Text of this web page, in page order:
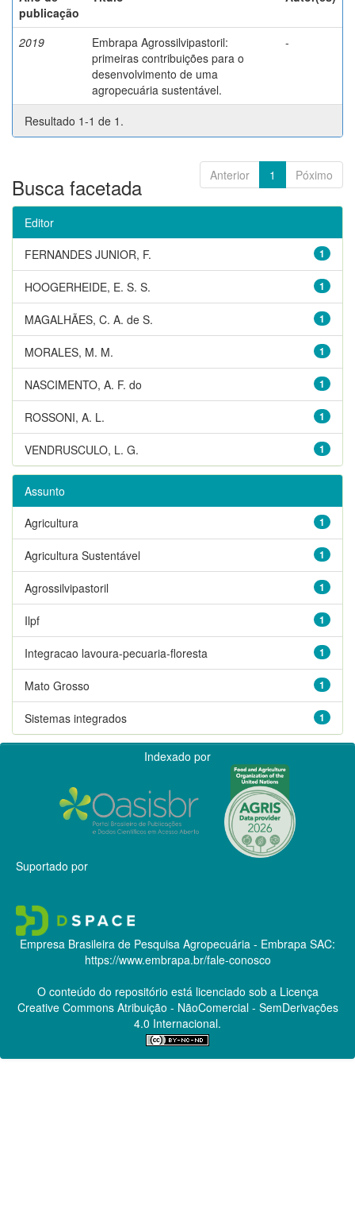
publicação
2019
Embrapa Agrossilvipastoril:
primeiras contribuições para o
desenvolvimento de uma
agropecuária sustentável.
-
Resultado 1-1 de 1.
Anterior 1 Póximo
Busca facetada
Editor
1
FERNANDES JUNIOR, F.
1
HOOGERHEIDE, E. S. S.
1
MAGALHÃES, C. A. de S.
1
MORALES, M. M.
1
NASCIMENTO, A. F. do
1
ROSSONI, A. L.
1
VENDRUSCULO, L. G.
Assunto
1
Agricultura
1
Agricultura Sustentável
1
Agrossilvipastoril
1
Ilpf
1
Integracao lavoura-pecuaria-floresta
1
Mato Grosso
1
Sistemas integrados
Indexado por
Suportado por
Empresa Brasileira de Pesquisa Agropecuária - Embrapa SAC:
https://www.embrapa.br/fale-conosco
O conteúdo do repositório está licenciado sob a Licença
Creative CommonsAtribuição - NãoComercial - SemDerivações
4.0 Internacional.